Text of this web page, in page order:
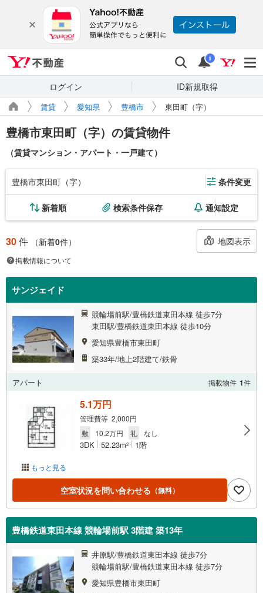
検索 通知
i
ログイン ID新規取得
賃貸 愛知県 豊橋市 東田町（字）
豊橋市東田町（字）の賃貸物件
（賃貸マンション・アパート・一戸建て）
豊橋市東田町（字） 条件変更
新着順 検索条件保存 通知設定
30件 （新着0件） 地図表示
掲載情報について
サンジェイド
競輪場前駅/豊橋鉄道東田本線 徒歩7分
東田駅/豊橋鉄道東田本線 徒歩10分
愛知県豊橋市東田町
築33年/地上2階建て/鉄骨
アパート 掲載物件 1件
もっと見る
5.1万円
管理費等 2,000円
敷
10.2万円 礼 なし
3DK 52.23m2 1階
空室状況を問い合わせる （無料）
豊橋鉄道東田本線 競輪場前駅 3階建 築13年
井原駅/豊橋鉄道東田本線 徒歩7分
競輪場前駅/豊橋鉄道東田本線 徒歩7分
愛知県豊橋市東田町